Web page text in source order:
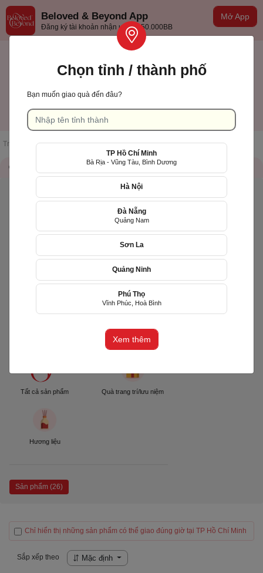
Mở App
Beloved & Beyond App
Đăng ký tài khoản nhận ưu đãi 50.000BB
TP Hồ Chí Minh
Trang chủ / Danh sách cửa hàng / Flora Collab
QR Code
phường Chánh Hưng, TP Hồ Chí
Tất cả sản phẩm Quà trang trí/lưu niệm
Hương liệu
Sản phẩm (26)
Chỉ hiển thị những sản phẩm có thể giao đúng giờ tại TP Hồ Chí Minh
Sắp xếp theo Mặc định
Chọn tỉnh / thành phố
Bạn muốn giao quà đến đâu?
TP Hồ Chí Minh
Bà Rịa - Vũng Tàu, Bình Dương
Hà Nội
Đà Nẵng
Quảng Nam
Sơn La
Quảng Ninh
Phú Thọ
Vĩnh Phúc, Hoà Bình
Xem thêm